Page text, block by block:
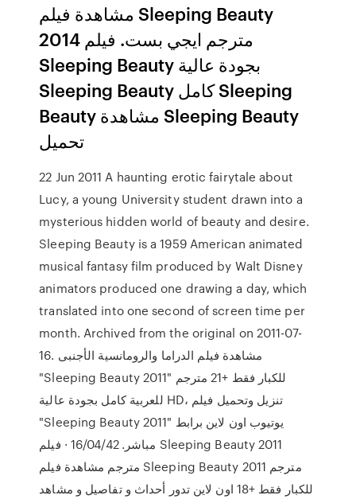
مشاهدة فيلم Sleeping Beauty
2014 مترجم ايجي بست. فيلم
Sleeping Beauty بجودة عالية
Sleeping Beauty كامل Sleeping
Beauty مشاهدة Sleeping Beauty
22 Jun 2011 A haunting erotic fairytale about
Lucy, a young University student drawn into a
mysterious hidden world of beauty and desire.
Sleeping Beauty is a 1959 American animated
musical fantasy film produced by Walt Disney
animators produced one drawing a day, which
translated into one second of screen time per
month. Archived from the original on 2011-07-
16. مشاهدة فيلم الدراما والرومانسية الأجنبى
"Sleeping Beauty 2011" للكبار فقط +21 مترجم
للعربية كامل بجودة عالية HD، تنزيل وتحميل فيلم
"Sleeping Beauty 2011" يوتيوب اون لاين برابط
مباشر. 16/04/42 · فيلم Sleeping Beauty 2011
مترجم مشاهدة فيلم Sleeping Beauty 2011 مترجم
للكبار فقط +18 اون لاين تدور أحداث و تفاصيل و مشاهد